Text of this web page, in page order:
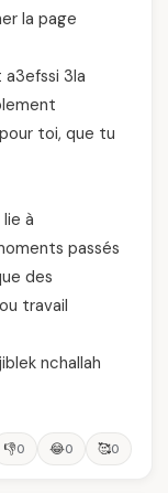
la page
3la
toi, que tu
à
passés
des
travail
nchallah
👎0 😂0 🥰0